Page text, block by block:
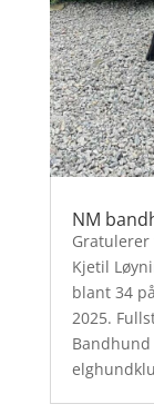
NM
Gratulerer
Kjetil
blant 34
2025.
Bandhund